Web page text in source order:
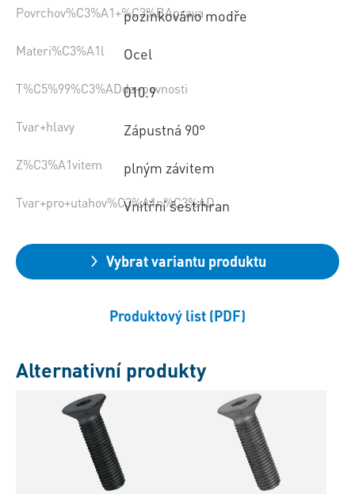
Povrchov%C3%A1+%C3%BAprava
pozinkováno modře
Materi%C3%A1l Ocel
T%C5%99%C3%ADda+pevnosti
010.9
Tvar+hlavy Zápustná 90°
Z%C3%A1vitem plným závitem
Tvar+pro+utahov%C3%A1n%C3%AD
Vnitřní šestihran
Vybrat variantu produktu
Produktový list (PDF)
Alternativní produkty